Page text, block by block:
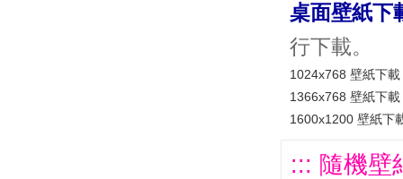
桌面壁紙下
行下載。
1024x768 壁紙下載
1366x768 壁紙下載
1600x1200 壁紙下
::: 隨機壁